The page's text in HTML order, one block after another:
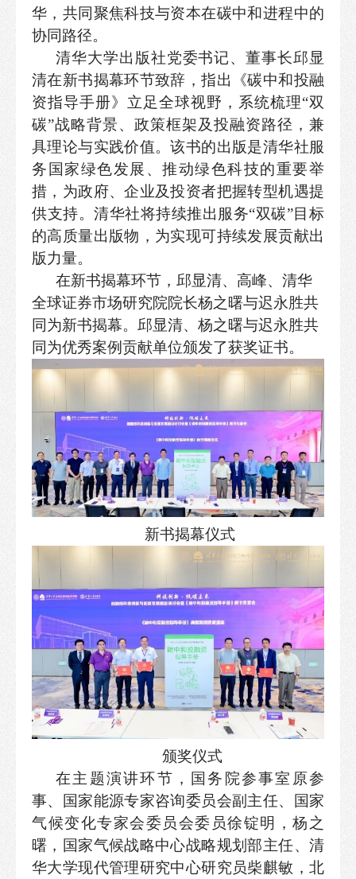
华，共同聚焦科技与资本在碳中和进程中的
协同路径。
清华大学出版社党委书记、董事长邱显
清在新书揭幕环节致辞，指出《碳中和投融
资指导手册》立足全球视野，系统梳理“双
碳”战略背景、政策框架及投融资路径，兼
具理论与实践价值。该书的出版是清华社服
务国家绿色发展、推动绿色科技的重要举
措，为政府、企业及投资者把握转型机遇提
供支持。清华社将持续推出服务“双碳”目标
的高质量出版物，为实现可持续发展贡献出
版力量。
在新书揭幕环节，邱显清、高峰、 清华
全球证券市场研究院院长杨之曙与迟永胜共
同为新书揭幕。邱显清、杨之曙与迟永胜共
同为优秀案例贡献单位颁发了获奖证书。
新书揭幕仪式
颁奖仪式
在主题演讲环节，国务院参事室原参
事、国家能源专家咨询委员会副主任、国家
气候变化专家会委员会委员徐锭明，杨之
曙，国家气候战略中心战略规划部主任、清
华大学现代管理研究中心研究员柴麒敏，北